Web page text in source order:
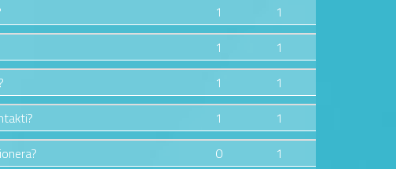
1
1
1
1
1
1
1
1
0
1